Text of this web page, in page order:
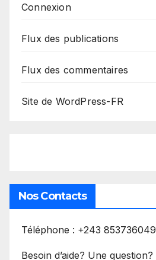
Connexion
Flux des publications
Flux des commentaires
Site de WordPress-FR
Nos Contacts
Téléphone : +243 853736049
Besoin d’aide? Une question?